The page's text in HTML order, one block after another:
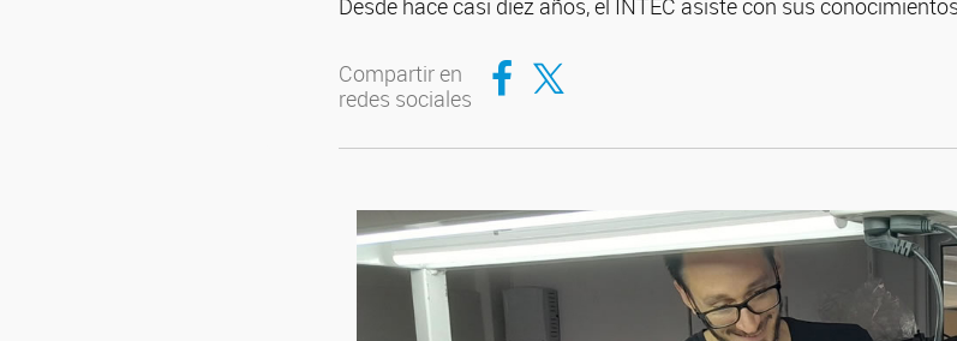
Desde hace casi diez años, el INTEC asiste con sus
Compartir en
redes sociales
Compartir en Facebook
Compartir en Twitter